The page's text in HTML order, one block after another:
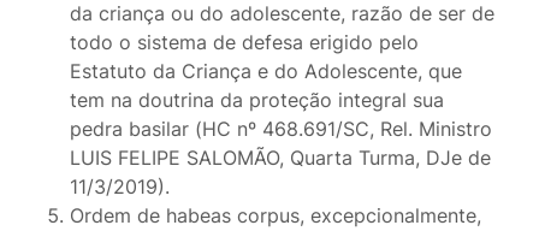
da criança ou do adolescente, razão de ser de
todo o sistema de defesa erigido pelo
Estatuto da Criança e do Adolescente, que
tem na doutrina da proteção integral sua
pedra basilar (HC nº 468.691/SC, Rel. Ministro
LUIS FELIPE SALOMÃO, Quarta Turma, DJe de
11/3/2019).
Ordem de habeas corpus, excepcionalmente,